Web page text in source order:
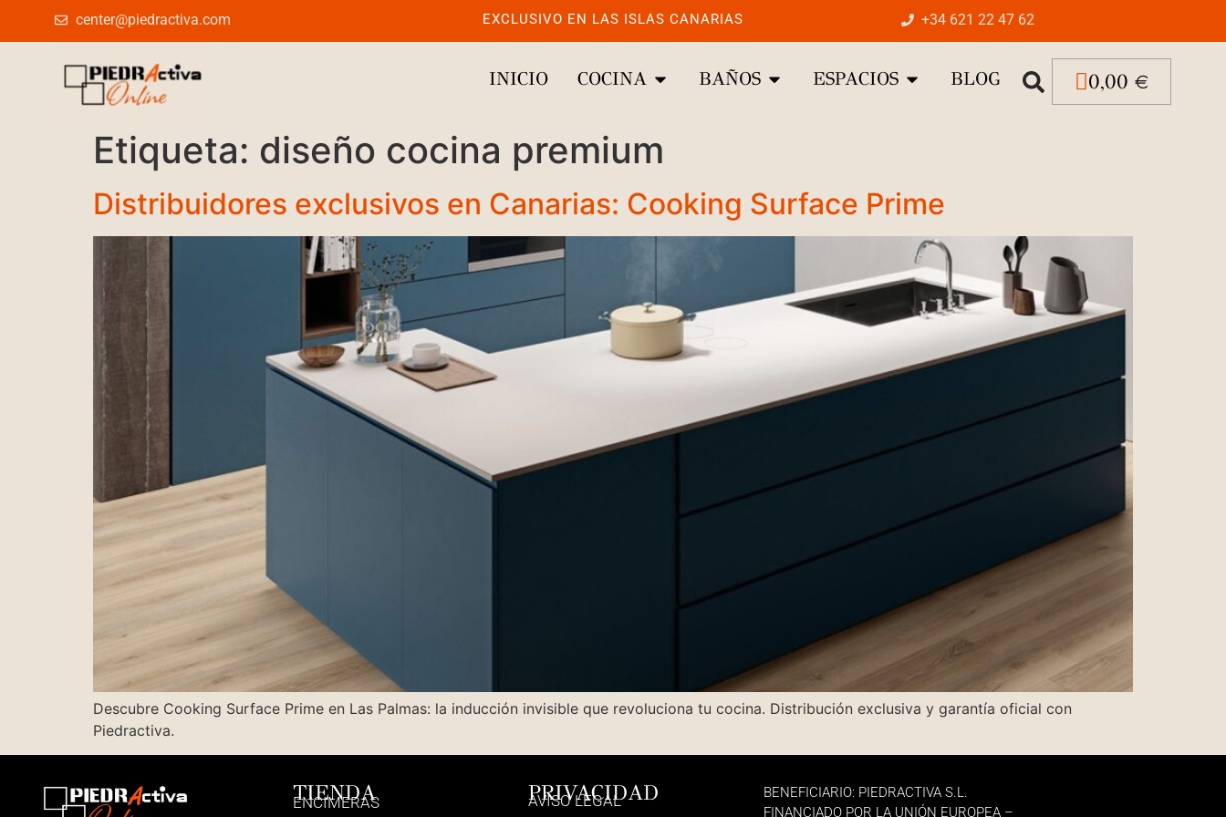
center@piedractiva.com EXCLUSIVO EN LAS ISLAS CANARIAS +34 621 22 47 62
INICIO COCINA BAÑOS ESPACIOS BLOG 0,00 €
Etiqueta: diseño cocina premium
Distribuidores exclusivos en Canarias: Cooking Surface Prime
Descubre Cooking Surface Prime en Las Palmas: la inducción invisible que revoluciona tu cocina. Distribución exclusiva y garantía oficial con
Piedractiva.
TIENDA
ENCIMERAS
PRIVACIDAD
AVISO LEGAL
BENEFICIARIO: PIEDRACTIVA S.L.
FINANCIADO POR LA UNIÓN EUROPEA –